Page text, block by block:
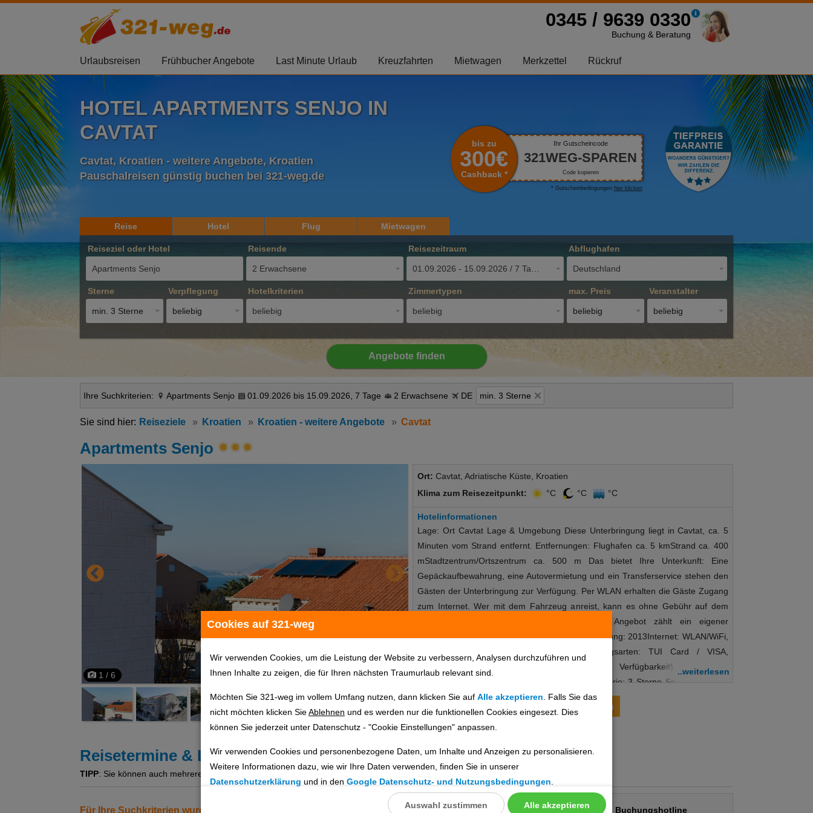
Cookies auf 321-weg
Wir verwenden Cookies, um die Leistung der Website zu verbessern, Analysen durchzuführen und
Ihnen Inhalte zu zeigen, die für Ihren nächsten Traumurlaub relevant sind.
Möchten Sie 321-weg im vollem Umfang nutzen, dann klicken Sie auf Alle akzeptieren . Falls Sie das
nicht möchten klicken SieAblehnen und es werden nur die funktionellen Cookies eingesezt. Dies
können Sie jederzeit unter Datenschutz - "Cookie Einstellungen" anpassen.
Wir verwenden Cookies und personenbezogene Daten, um Inhalte und Anzeigen zu personalisieren.
Weitere Informationen dazu, wie wir Ihre Daten verwenden, finden Sie in unserer
Datenschutzerklärung und in den Google Datenschutz- und Nutzungsbedingungen
Alle akzeptieren
Auswahl zustimmen
0345 / 9639 0330
Buchung & Beratung
Urlaubsreisen Frühbucher Angebote Last Minute Urlaub Kreuzfahrten Mietwagen Merkzettel Rückruf
HOTEL APARTMENTS SENJO IN
CAVTAT
Cavtat, Kroatien - weitere Angebote, Kroatien
Pauschalreisen günstig buchen bei 321-weg.de
bis zu
300€
Cashback *
Ihr Gutscheincode
321WEG-SPAREN
Code kopieren
* Gutscheinbedingungen hier klicken
Reise Hotel Flug Mietwagen
Reiseziel oder Hotel Reisende
2 Erwachsene
Reisezeitraum
01.09.2026 - 15.09.2026 / 7 Tage
Abflughafen
Deutschland
Sterne
min. 3 Sterne
Verpflegung
beliebig
Hotelkriterien
beliebig
Zimmertypen
beliebig
max. Preis
beliebig
Veranstalter
beliebig
Angebote finden
Ihre Suchkriterien: Apartments Senjo 01.09.2026 bis 15.09.2026, 7 Tage 2 Erwachsene DE min. 3 Sterne
Reiseziele Kroatien Kroatien - weitere Angebote Cavtat
Apartments Senjo
1 / 6
Preisentwicklung
Ort: Cavtat, Adriatische Küste, Kroatien
Klima zum Reisezeitpunkt:
°C °C °C
Hotelinformationen
Lage: Ort Cavtat Lage & Umgebung Diese Unterbringung liegt in Cavtat, ca. 5
Minuten vom Strand entfernt. Entfernungen: Flughafen ca. 5 kmStrand ca. 400
mStadtzentrum/Ortszentrum ca. 500 m Das bietet Ihre Unterkunft: Eine
Gepäckaufbewahrung, eine Autovermietung und ein Transferservice stehen den
Gästen der Unterbringung zur Verfügung. Per WLAN erhalten die Gäste Zugang
zum Internet. Wer mit dem Fahrzeug anreist, kann es ohne Gebühr auf dem
Parkplatz der Unterbringung abstellen. Zum Angebot zählt ein eigener
Shuttlebus. Das bietet Ihre Unterkunft Hoteleröffnung: 2013Internet: WLAN/WiFi,
im öffentlichen Bereich: ohne GebührZahlungsarten: TUI Card / VISA,
MasterCardParkmöglichkeiten: Parkplatz (nach Verfügbarkeit), unbewacht:
gegen GebührEtagen: 6, Zimmer: 6Landeskategorie: 3 Sterne Sport & Fitness:
Auf der Terrasse können die Urlauber schönes Wetter genießen. So wohnen Sie:
In den Zimmern gibt es eine Klimaanlage. Von Balkon oder Terrasse aus, die zur
Standardeinrichtung der meisten Zimmer gehören, haben die Gäste einen
separate Schlafzimmer vorhanden. Eine Mikrowelle und eine
Tee-/Kaffeemaschine zählen ebenfalls zur Standardeinrichtung. Darüber hinaus
sind ein Telefon, Sat-TV und WiFi (ohne Gebühr) vorhanden. Im Badezimmer,
ausgestattet mit einer Dusche und einer Badewanne, gibt es einen Haartrockner.
..weiterlesen
Reisetermine & Leistungen
TIPP: Sie können auch mehrere Angebote gleichzeitig prüfen. Die Verfügbarkeit wird direkt beim Veranstalter geprüft.
Buchungshotline
Für Ihre Suchkriterien wurden keine Ergebnisse gefunden.